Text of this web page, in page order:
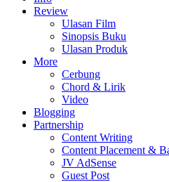
Review
Ulasan Film
Sinopsis Buku
Ulasan Produk
More
Cerbung
Chord & Lirik
Video
Blogging
Partnership
Content Writing
Content Placement &
JV AdSense
Guest Post